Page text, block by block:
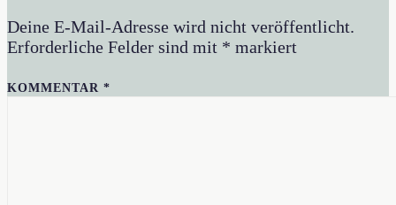
Deine E-Mail-Adresse wird nicht veröffentlicht.
Erforderliche Felder sind mit * markiert
KOMMENTAR*